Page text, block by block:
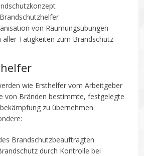
von Räumungsübungen
Tätigkeiten zum Brandschutz
wie Ersthelfer vom Arbeitgeber
von Bränden bestimmte, festgelegte
zu übernehmen.
Brandschutzbeauftragten
durch Kontrolle bei